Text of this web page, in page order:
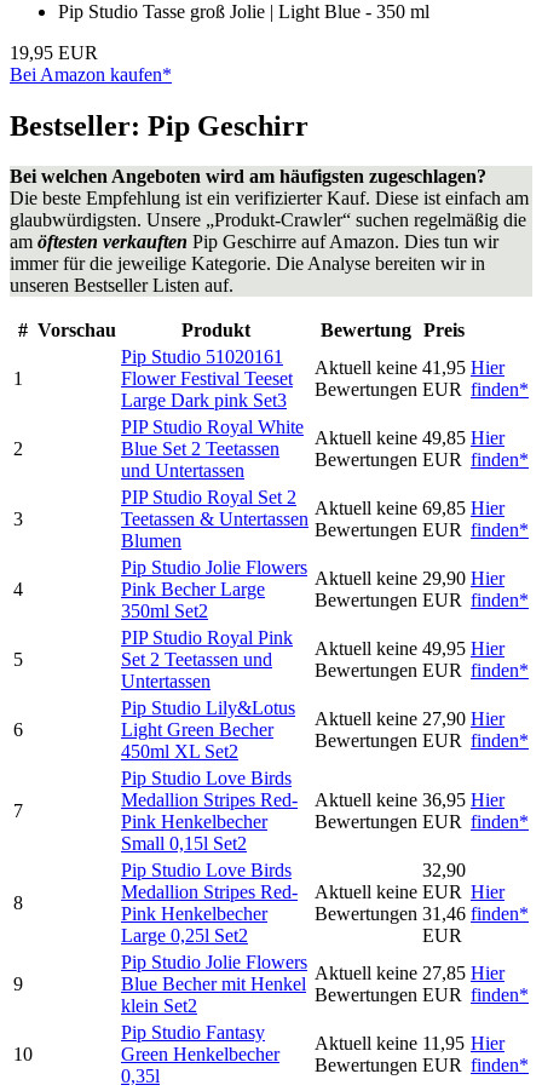
Pip Studio Tasse groß Jolie | Light Blue - 350 ml
19,95 EUR
Bei Amazon kaufen*
Bestseller: Pip Geschirr
Bei welchen Angeboten wird am häufigsten zugeschlagen?
Die beste Empfehlung ist ein verifizierter Kauf. Diese ist einfach am
glaubwürdigsten. Unsere „Produkt-Crawler“ suchen regelmäßig die
am öftesten verkauften Pip Geschirre auf Amazon. Dies tun wir
immer für die jeweilige Kategorie. Die Analyse bereiten wir in
unseren Bestseller Listen auf.
# Vorschau Produkt Bewertung Preis
1
Pip Studio 51020161
Flower Festival Teeset
Large Dark pink Set3
Aktuell keine
Bewertungen
41,95
EUR
Hier
finden*
2
PIP Studio Royal White
Blue Set 2 Teetassen
und Untertassen
Aktuell keine
Bewertungen
49,85
EUR
Hier
finden*
3
PIP Studio Royal Set 2
Teetassen & Untertassen
Blumen
Aktuell keine
Bewertungen
69,85
EUR
Hier
finden*
4
Pip Studio Jolie Flowers
Pink Becher Large
350ml Set2
Aktuell keine
Bewertungen
29,90
EUR
Hier
finden*
5
PIP Studio Royal Pink
Set 2 Teetassen und
Untertassen
Aktuell keine
Bewertungen
49,95
EUR
Hier
finden*
6
Pip Studio Lily&Lotus
Light Green Becher
450ml XL Set2
Aktuell keine
Bewertungen
27,90
EUR
Hier
finden*
7
Pip Studio Love Birds
Medallion Stripes Red-
Pink Henkelbecher
Small 0,15l Set2
Aktuell keine
Bewertungen
36,95
EUR
Hier
finden*
8
Pip Studio Love Birds
Medallion Stripes Red-
Pink Henkelbecher
Large 0,25l Set2
Aktuell keine
Bewertungen
32,90
EUR
31,46
EUR
Hier
finden*
9
Pip Studio Jolie Flowers
Blue Becher mit Henkel
klein Set2
Aktuell keine
Bewertungen
27,85
EUR
Hier
finden*
10
Pip Studio Fantasy
Green Henkelbecher
0,35l
Aktuell keine
Bewertungen
11,95
EUR
Hier
finden*